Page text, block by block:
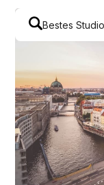
Bestes
In
werden
Täglich
Interessenten
Dein Studio